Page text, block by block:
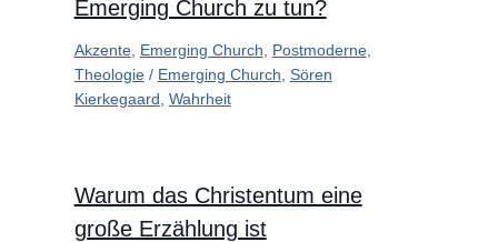
Emerging Church zu tun?
Akzente, Emerging Church Postmoderne,
Theologie/ Emerging Church Sören
Kierkegaard Wahrheit
Warum das Christentum eine
große Erzählung ist